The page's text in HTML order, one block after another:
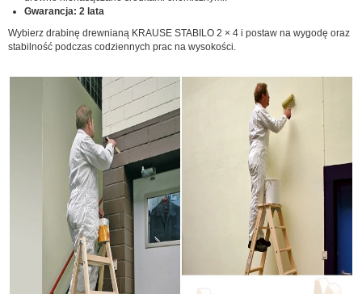
Gwarancja: 2 lata
Wybierz drabinę drewnianą KRAUSE STABILO 2 × 4 i postaw na wygodę oraz
stabilność podczas codziennych prac na wysokości.